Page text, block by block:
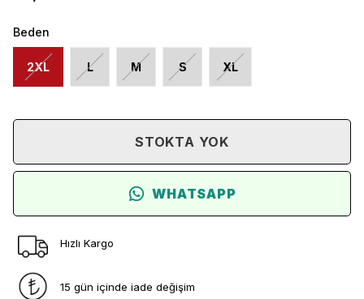
Beden
2XL L M S XL
STOKTA YOK
WHATSAPP
Hızlı Kargo
15 gün içinde iade değişim